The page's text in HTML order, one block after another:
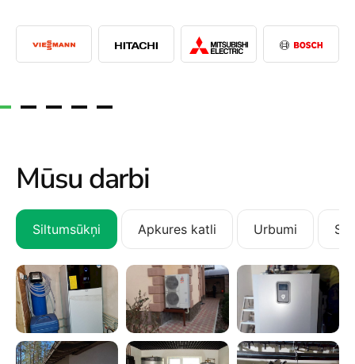
Mūsu darbi
Siltumsūkņi Apkures katli Urbumi